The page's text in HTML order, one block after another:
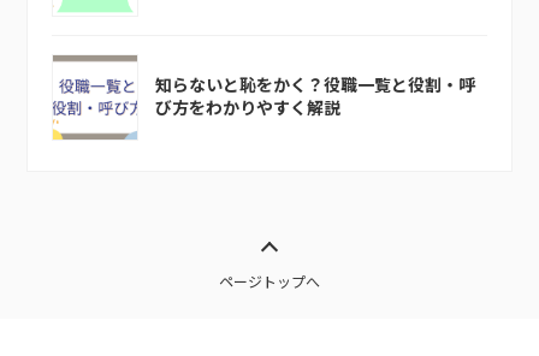
知らないと恥をかく？役職一覧と役割・呼
び方をわかりやすく解説
ページトップへ